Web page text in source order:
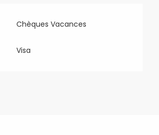
Chèques Vacances
Visa